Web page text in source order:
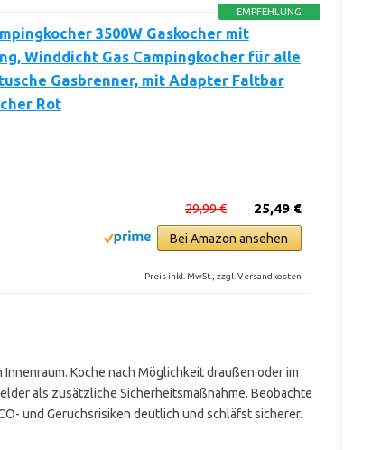
EMPFEHLUNG
3500W Gaskocher mit
Winddicht Gas Campingkocher für alle
Gasbrenner, mit Adapter Faltbar
Rot
25,49 €
29,99 €
Bei Amazon ansehen
Preis inkl. MwSt., zzgl. Versandkosten
Koche nach Möglichkeit draußen oder im
als zusätzliche Sicherheitsmaßnahme. Beobachte
und Geruchsrisiken deutlich und schläfst sicherer.